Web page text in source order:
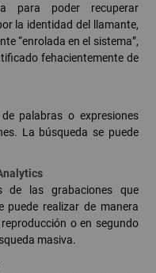
para poder recuperar
la identidad del llamante,
“enrolada en el sistema”,
fehacientemente de
palabras o expresiones
La búsqueda se puede
de las grabaciones que
puede realizar de manera
o en segundo
masiva.